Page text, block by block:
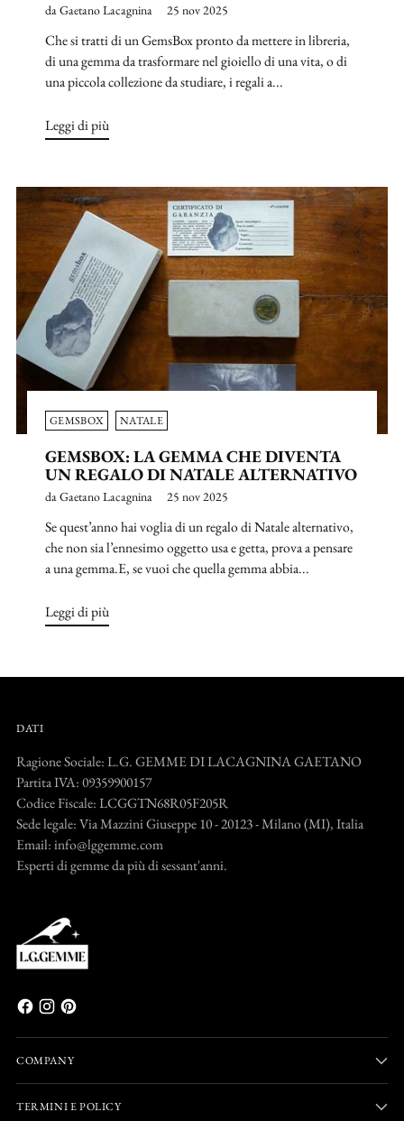
da Gaetano Lacagnina 25 nov 2025
Che si tratti di un GemsBox pronto da mettere in libreria,
di una gemma da trasformare nel gioiello di una vita, o di
una piccola collezione da studiare, i regali a...
Leggi di più
GEMSBOX NATALE
GEMSBOX: LA GEMMA CHE DIVENTA
UN REGALO DI NATALE ALTERNATIVO
da Gaetano Lacagnina 25 nov 2025
Se quest’anno hai voglia di un regalo di Natale alternativo,
che non sia l’ennesimo oggetto usa e getta, prova a pensare
a una gemma.E, se vuoi che quella gemma abbia...
Leggi di più
DATI
Ragione Sociale: L.G. GEMME DI LACAGNINA GAETANO
Partita IVA: 09359900157
Codice Fiscale: LCGGTN68R05F205R
Sede legale: Via Mazzini Giuseppe 10 - 20123 - Milano (MI), Italia
Email: info@lggemme.com
Esperti di gemme da più di sessant'anni.
COMPANY
TERMINI E POLICY